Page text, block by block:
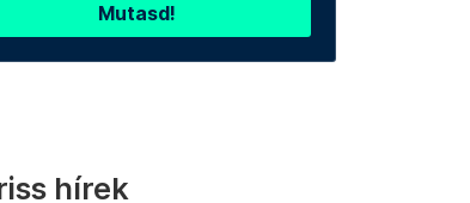
Mutasd!
hírek